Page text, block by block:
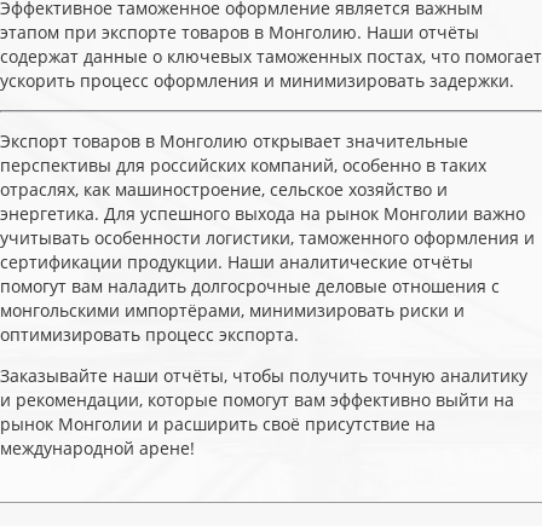
Эффективное таможенное оформление является важным
этапом при экспорте товаров в Монголию. Наши отчёты
содержат данные о ключевых таможенных постах, что помогает
ускорить процесс оформления и минимизировать задержки.
Экспорт товаров в Монголию открывает значительные
перспективы для российских компаний, особенно в таких
отраслях, как машиностроение, сельское хозяйство и
энергетика. Для успешного выхода на рынок Монголии важно
учитывать особенности логистики, таможенного оформления и
сертификации продукции. Наши аналитические отчёты
помогут вам наладить долгосрочные деловые отношения с
монгольскими импортёрами, минимизировать риски и
оптимизировать процесс экспорта.
Заказывайте наши отчёты, чтобы получить точную аналитику
и рекомендации, которые помогут вам эффективно выйти на
рынок Монголии и расширить своё присутствие на
международной арене!